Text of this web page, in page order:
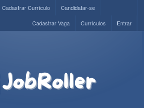
Cadastrar Currículo
Candidatar-se
Entrar
Currículos
Cadastrar Vaga